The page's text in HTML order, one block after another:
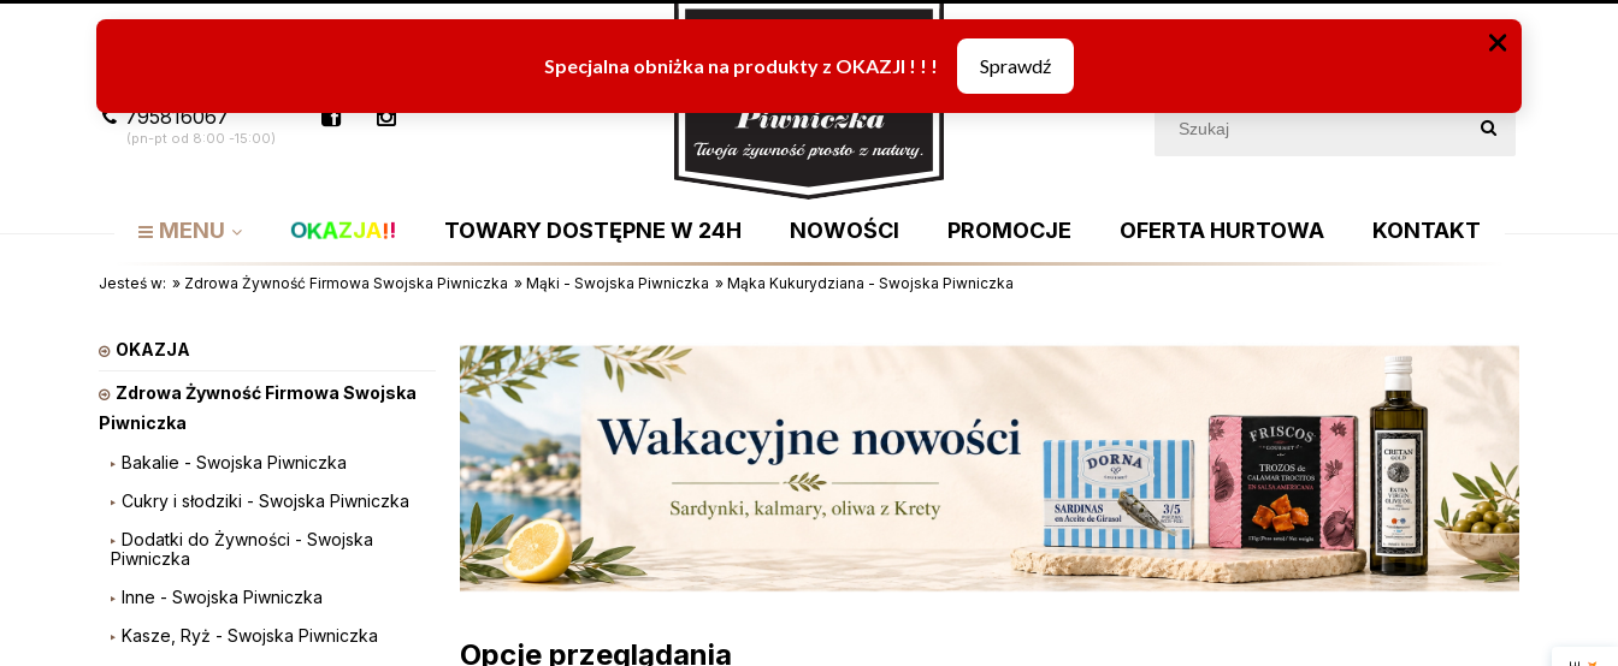
795816067
(pn-pt od 8:00 -15:00)
MENU OKAZJA!! TOWARY DOSTĘPNE W 24H NOWOŚCI PROMOCJE OFERTA HURTOWA KONTAKT
Jesteś w: » Zdrowa Żywność Firmowa Swojska Piwniczka » Mąki - Swojska Piwniczka » Mąka Kukurydziana - Swojska Piwniczka
OKAZJA
Zdrowa Żywność Firmowa Swojska
Piwniczka
Bakalie - Swojska Piwniczka
Cukry i słodziki - Swojska Piwniczka
Dodatki do Żywności - Swojska
Piwniczka
Inne - Swojska Piwniczka
Kasze, Ryż - Swojska Piwniczka
Opcje przeglądania